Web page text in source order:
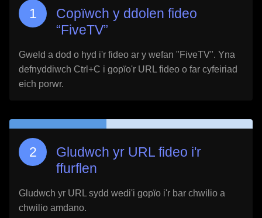
Copïwch y ddolen fideo
“FiveTV”
Gweld a dod o hyd i'r fideo ar y wefan "FiveTV". Yna
defnyddiwch Ctrl+C i gopïo'r URL fideo o far cyfeiriad
eich porwr.
Gludwch yr URL fideo i'r
ffurflen
Gludwch yr URL sydd wedi'i gopïo i'r bar chwilio a
chwilio amdano.